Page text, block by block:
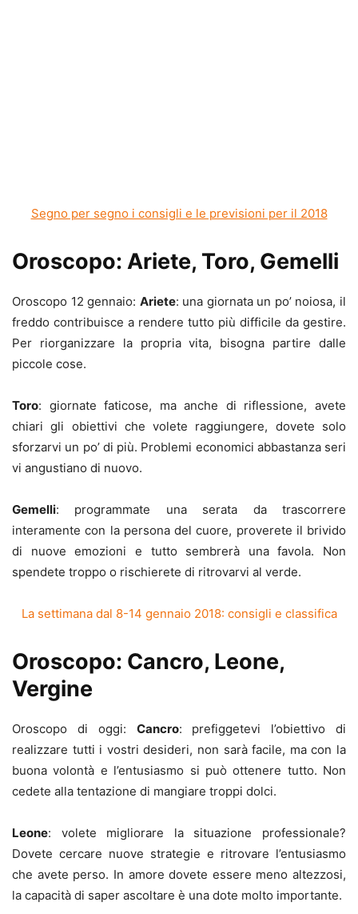
Segno per segno i consigli e le previsioni per il 2018
Oroscopo: Ariete, Toro, Gemelli
Oroscopo 12 gennaio: Ariete: una giornata un po’ noiosa, il
freddo contribuisce a rendere tutto più difficile da gestire.
Per riorganizzare la propria vita, bisogna partire dalle
piccole cose.
Toro: giornate faticose, ma anche di riflessione, avete
chiari gli obiettivi che volete raggiungere, dovete solo
sforzarvi un po’ di più. Problemi economici abbastanza seri
vi angustiano di nuovo.
Gemelli: programmate una serata da trascorrere
interamente con la persona del cuore, proverete il brivido
di nuove emozioni e tutto sembrerà una favola. Non
spendete troppo o rischierete di ritrovarvi al verde.
La settimana dal 8-14 gennaio 2018: consigli e classifica
Oroscopo: Cancro, Leone,
Vergine
Oroscopo di oggi: Cancro: prefiggetevi l’obiettivo di
realizzare tutti i vostri desideri, non sarà facile, ma con la
buona volontà e l’entusiasmo si può ottenere tutto. Non
cedete alla tentazione di mangiare troppi dolci.
Leone: volete migliorare la situazione professionale?
Dovete cercare nuove strategie e ritrovare l’entusiasmo
che avete perso. In amore dovete essere meno altezzosi,
la capacità di saper ascoltare è una dote molto importante.